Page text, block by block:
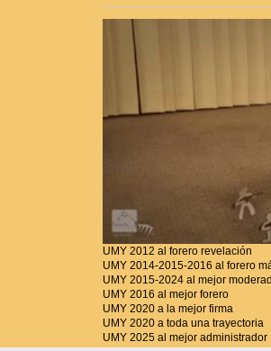
UMY 2012 al forero revelación
UMY 2014-2015-2016 al forero
UMY 2015-2024 al mejor
UMY 2016 al mejor forero
UMY 2020 a la mejor firma
UMY 2020 a toda una trayectoria
UMY 2025 al mejor administrador